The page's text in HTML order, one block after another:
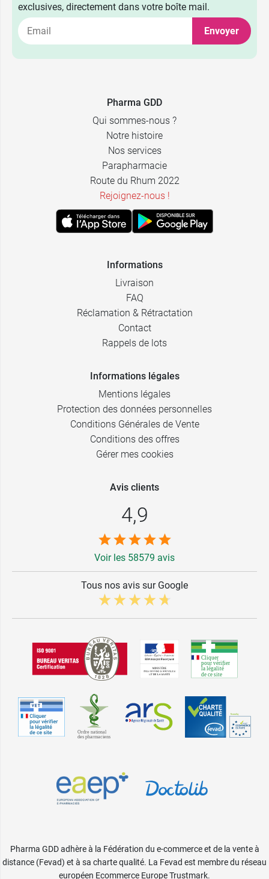
exclusives, directement dans votre boîte mail.
Envoyer
Pharma GDD
Qui sommes-nous ?
Notre histoire
Nos services
Parapharmacie
Route du Rhum 2022
Rejoignez-nous !
Informations
Livraison
FAQ
Réclamation & Rétractation
Contact
Rappels de lots
Informations légales
Mentions légales
Protection des données personnelles
Conditions Générales de Vente
Conditions des offres
Gérer mes cookies
Avis clients
4,9
Voir les 58579 avis
Tous nos avis sur Google
Pharma GDD adhère à la Fédération du e-commerce et de la vente à
distance (Fevad) et à sa charte qualité. La Fevad est membre du réseau
européen Ecommerce Europe Trustmark.